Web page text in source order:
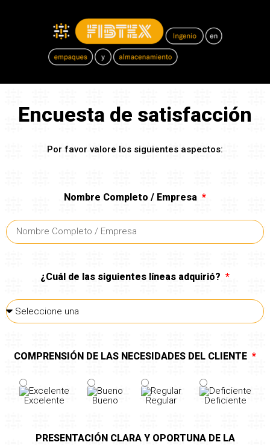
Encuesta de satisfacción
Por favor valore los siguientes aspectos:
Nombre Completo / Empresa
¿Cuál de las siguientes líneas adquirió?
COMPRENSIÓN DE LAS NECESIDADES DEL CLIENTE
Excelente Bueno Regular Deficiente
PRESENTACIÓN CLARA Y OPORTUNA DE LA